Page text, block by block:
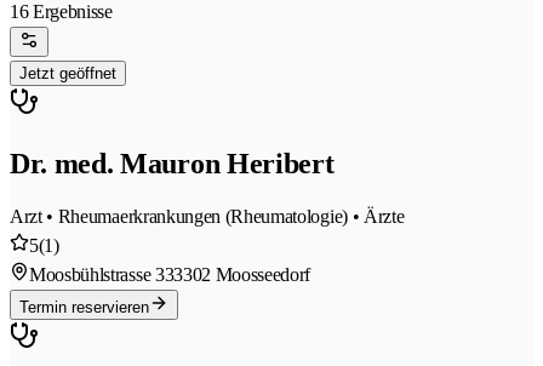
16 Ergebnisse
Jetzt geöffnet
Dr. med. Mauron Heribert
Arzt • Rheumaerkrankungen (Rheumatologie) • Ärzte
5(1)
Moosbühlstrasse 333302 Moosseedorf
Termin reservieren